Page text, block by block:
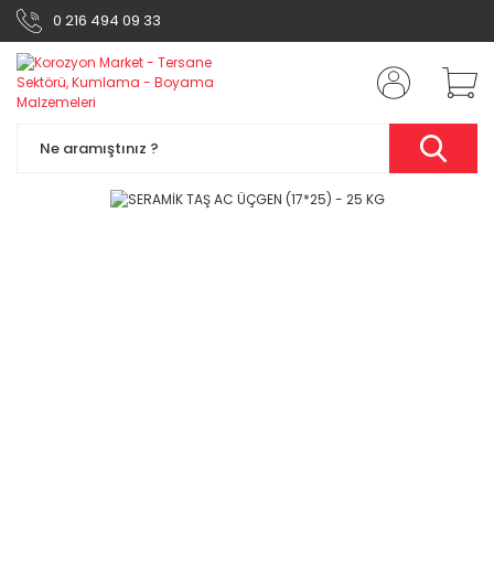
0 216 494 09 33